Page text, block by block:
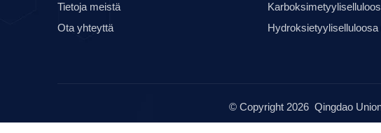
Tietoja meistä
Ota yhteyttä
Hydroksietyyliselluloosa
© Copyright 2026 Qingdao